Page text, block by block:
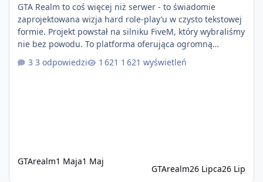
GTA Realm to coś więcej niż serwer - to świadomie
zaprojektowana wizja hard role-play’u w czysto tekstowej
formie. Projekt powstał na silniku FiveM, który wybraliśmy
nie bez powodu. To platforma oferująca ogromną
elastyczność i znacznie szybszy rozwój systemów niż w
przypadku innych rozwiązań. Usprawniona
3 odpowiedzi 1 621 wyświetleń
GTArealm1 Maja1 Maj
GTArealm26 Lipca26 Lip